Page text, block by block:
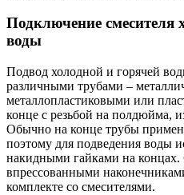
Подключение смесителя
воды
Подвод холодной и горячей
различными трубами –
металлопластиковыми или
конце с резьбой на полдюйма,
Обычно на конце трубы
поэтому для подведения воды
накидными гайками на
впрессованными
комплекте со смесителями.